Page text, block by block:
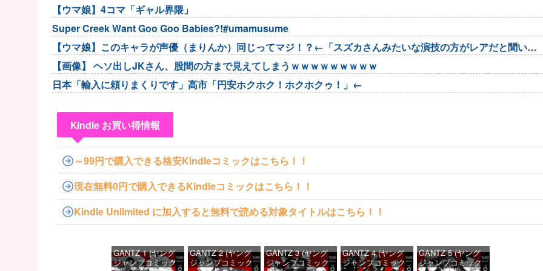
【ウマ娘】4コマ「ギャル界隈」
Super Creek Want Goo Goo Babies?!#umamusume
【ウマ娘】このキャラが声優（まりんか）同じってマジ！？←「スズカさんみたいな演技の方がレアだと聞いて
驚いたよ」
【画像】 ヘソ出しJKさん、股間の方まで見えてしまうｗｗｗｗｗｗｗｗｗ
日本「輸入に頼りまくりです」高市「円安ホクホク！ホクホクゥ！」←
Kindle お買い得情報
～99円で購入できる格安Kindleコミックはこちら！！
現在無料0円で購入できるKindleコミックはこちら！！
Kindle Unlimited に加入すると無料で読める対象タイトルはこちら！！
GANTZ 1 (ヤング
ジャンプコミック
GANTZ 2 (ヤング
ジャンプコミック
GANTZ 3 (ヤング
ジャンプコミック
GANTZ 4 (ヤング
ジャンプコミック
GANTZ 5 (ヤング
ジャンプコミック